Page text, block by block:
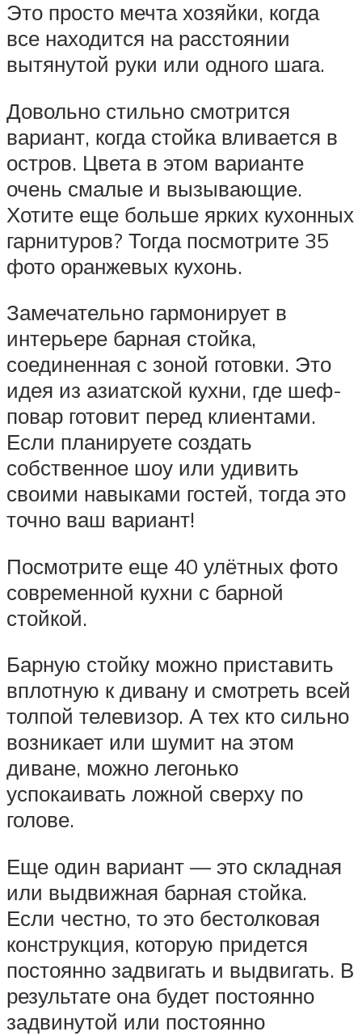
Это просто мечта хозяйки, когда
все находится на расстоянии
вытянутой руки или одного шага.
Довольно стильно смотрится
вариант, когда стойка вливается в
остров. Цвета в этом варианте
очень смалые и вызывающие.
Хотите еще больше ярких кухонных
гарнитуров? Тогда посмотрите 35
фото оранжевых кухонь.
Замечательно гармонирует в
интерьере барная стойка,
соединенная с зоной готовки. Это
идея из азиатской кухни, где шеф-
повар готовит перед клиентами.
Если планируете создать
собственное шоу или удивить
своими навыками гостей, тогда это
точно ваш вариант!
Посмотрите еще 40 улётных фото
современной кухни с барной
стойкой.
Барную стойку можно приставить
вплотную к дивану и смотреть всей
толпой телевизор. А тех кто сильно
возникает или шумит на этом
диване, можно легонько
успокаивать ложной сверху по
голове.
Еще один вариант — это складная
или выдвижная барная стойка.
Если честно, то это бестолковая
конструкция, которую придется
постоянно задвигать и выдвигать. В
результате она будет постоянно
задвинутой или постоянно